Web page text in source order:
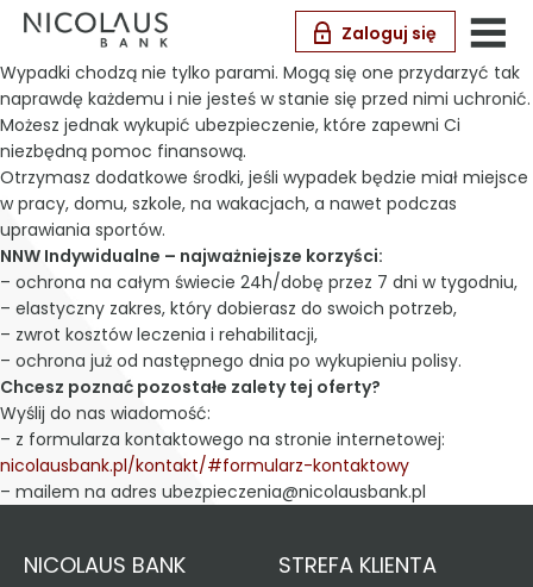
Zaloguj się
Wypadki chodzą nie tylko parami. Mogą się one przydarzyć tak
naprawdę każdemu i nie jesteś w stanie się przed nimi uchronić.
Możesz jednak wykupić ubezpieczenie, które zapewni Ci
niezbędną pomoc finansową.
Otrzymasz dodatkowe środki, jeśli wypadek będzie miał miejsce
w pracy, domu, szkole, na wakacjach, a nawet podczas
uprawiania sportów.
NNW Indywidualne – najważniejsze korzyści:
– ochrona na całym świecie 24h/dobę przez 7 dni w tygodniu,
– elastyczny zakres, który dobierasz do swoich potrzeb,
– zwrot kosztów leczenia i rehabilitacji,
– ochrona już od następnego dnia po wykupieniu polisy.
Chcesz poznać pozostałe zalety tej oferty?
Wyślij do nas wiadomość:
– z formularza kontaktowego na stronie internetowej:
nicolausbank.pl/kontakt/#formularz-kontaktowy
– mailem na adres ubezpieczenia@nicolausbank.pl
NICOLAUS BANK STREFA KLIENTA